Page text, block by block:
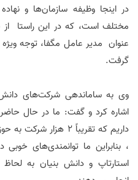
در اینجا وظیفه سازمان‌ها و
عنوان مدیر عامل مگفا، توجه ویژه
گرفت.
وی به ساماندهی شرکت‌های دانش
، بنابراین ما توانمندی‌های
استارتاپ و دانش بنیان به